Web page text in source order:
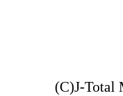
(C)J-Total